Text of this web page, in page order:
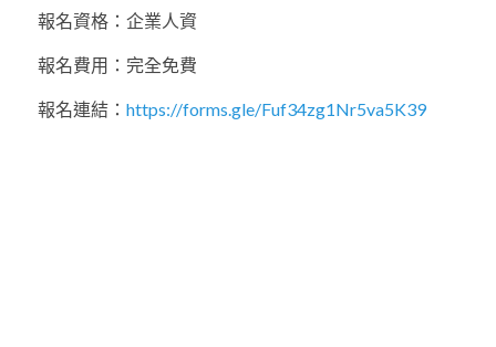
報名資格：企業人資
報名費用：完全免費
報名連結： https://forms.gle/Fuf34zg1Nr5va5K39